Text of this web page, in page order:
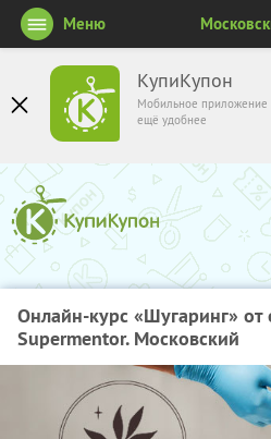
КупиКупон
Мобильное приложение
ещё удобнее
Меню
Онлайн-курс «Шугаринг»
Supermentor. Московский